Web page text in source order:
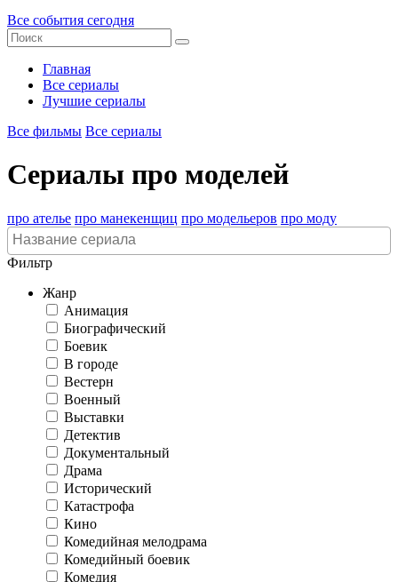
Все события сегодня
Главная
Все сериалы
Лучшие сериалы
Все фильмы Все сериалы
Сериалы про моделей
про ателье про манекенщиц про модельеров про моду
Фильтр
Жанр
Анимация
Биографический
Боевик
В городе
Вестерн
Военный
Выставки
Детектив
Документальный
Драма
Исторический
Катастрофа
Кино
Комедийная мелодрама
Комедийный боевик
Комедия